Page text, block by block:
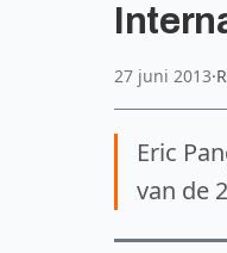
27 juni 2013·
Eric
van de